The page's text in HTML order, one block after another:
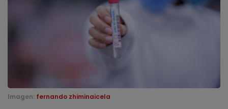
Imagen: fernando zhiminaicela